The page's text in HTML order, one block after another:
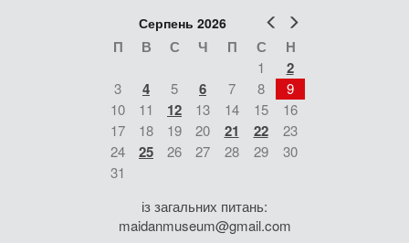
Попер
Серпень 2026
П В С Ч П С Н
1 2
3 4 5 6 7 8
9
10
11 12 13 14 15
16
17
18 19 20 21 22
23
24
25 26 27 28 29
30
31
із загальних питань:
maidanmuseum@gmail.com